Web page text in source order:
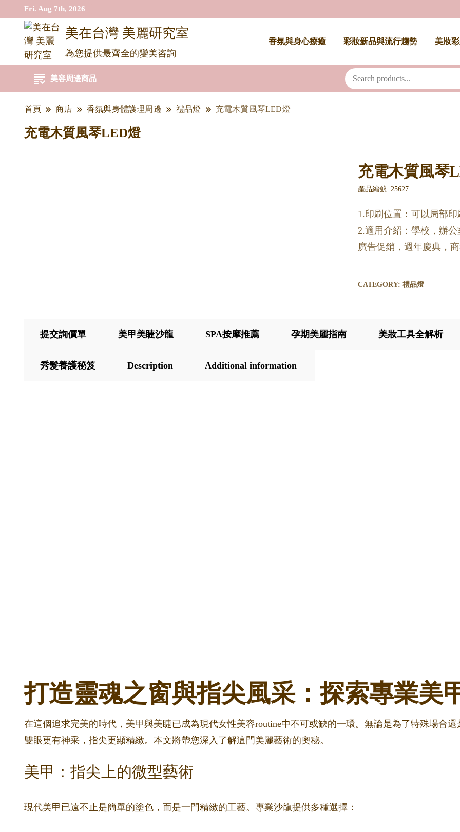
Fri. Aug 7th, 2026
美在台灣 美麗研究室
為您提供最齊全的變美咨詢
香氛與身心療癒 彩妝新品與流行趨勢 美妝
美容周邊商品
首頁 商店 香氛與身體護理周邊 禮品燈 充電木質風琴LED燈
充電木質風琴LED燈
充電木質風琴
產品編號: 25627
1.印刷位置：可以局部
2.適用介紹：學校，辦
廣告促銷，週年慶典，
CATEGORY: 禮品燈
提交詢價單 美甲美睫沙龍 SPA按摩推薦 孕期美麗指南 美妝工具全解析
秀髮養護秘笈 Description Additional information
打造靈魂之窗與指尖風采：探索專業美
在這個追求完美的時代，美甲與美睫已成為現代女性美容routine中不可或缺的一環。無論是為了特殊場合
雙眼更有神采，指尖更顯精緻。本文將帶您深入了解這門美麗藝術的奧秘。
美甲：指尖上的微型藝術
現代美甲已遠不止是簡單的塗色，而是一門精緻的工藝。專業沙龍提供多種選擇：